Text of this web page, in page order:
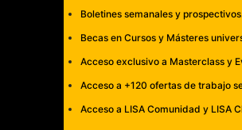
Boletines semanales y
Becas en Cursos y Másteres
Acceso exclusivo a Masterclass y
Acceso a +120 ofertas de trabajo
Acceso a LISA Comunidad y LISA